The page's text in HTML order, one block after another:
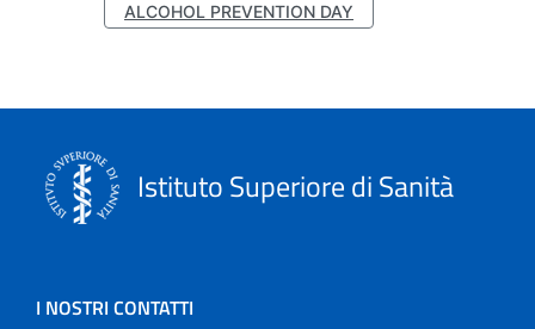
ALCOHOL PREVENTION DAY
Istituto Superiore di Sanità
I NOSTRI CONTATTI